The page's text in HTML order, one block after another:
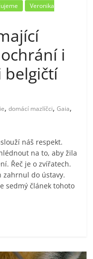
Veronika
i
belgičtí
,domácí mazlíčci,Gaia,
náš respekt.
na to, aby žila
Řeč je o zvířatech.
zahrnul do ústavy.
sedmý článek tohoto